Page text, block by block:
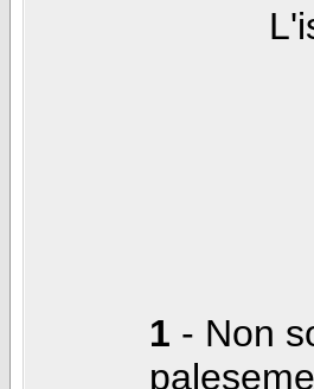
1 - Non